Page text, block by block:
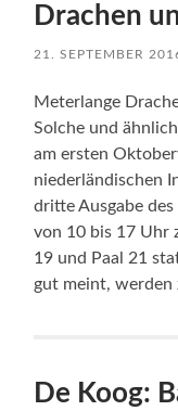
Drachen
21. SEPTEMBER
Meterlange
Solche und
am ersten
niederländischen
dritte Ausgabe
von 10 bis 17 Uhr
19 und Paal 21
gut meint, werden
De Koog: